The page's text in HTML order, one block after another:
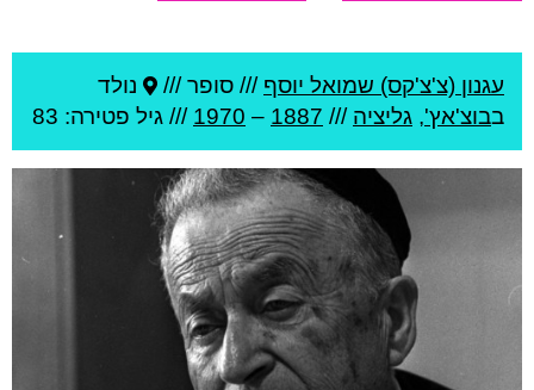
עגנון (צ'צ'קס) שמואל יוסף /// סופר ///
נולד
בבוצ'אץ', גליציה ///
1887
–
1970 /// גיל פטירה: 83